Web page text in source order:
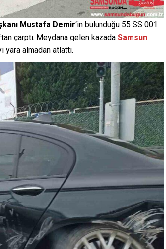
Mustafa Demir‘in bulunduğu 55 SS 001
çarptı. Meydana gelen kazada Samsun
yara almadan atlattı.
11.03.2025 0